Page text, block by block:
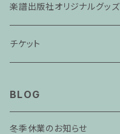
ピアノ科４５分レッスン
家族割プラン
家族割適用プラン2
楽譜出版社オリジナルグッズ
アパレル
チケット
BLOG
冬季休業のお知らせ